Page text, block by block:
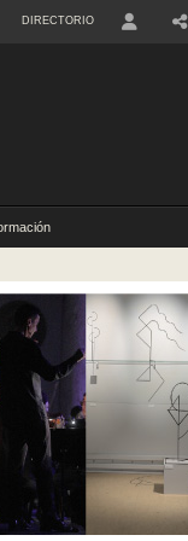
DIRECTORIO